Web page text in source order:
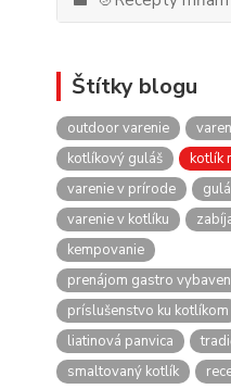
Štítky blogu
outdoor varenie
kotlíkový guláš
kotlík
varenie v prírode
varenie v kotlíku
kempovanie
prenájom gastro
príslušenstvo ku kotlíkom
liatinová panvica
smaltovaný kotlík